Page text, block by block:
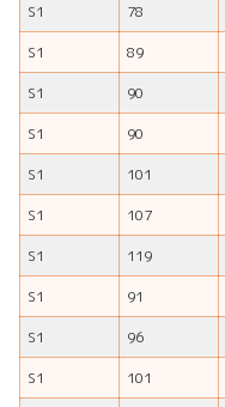
S1
78
S1
89
S1
90
S1
90
S1
101
S1
107
S1
119
S1
91
S1
96
S1
101